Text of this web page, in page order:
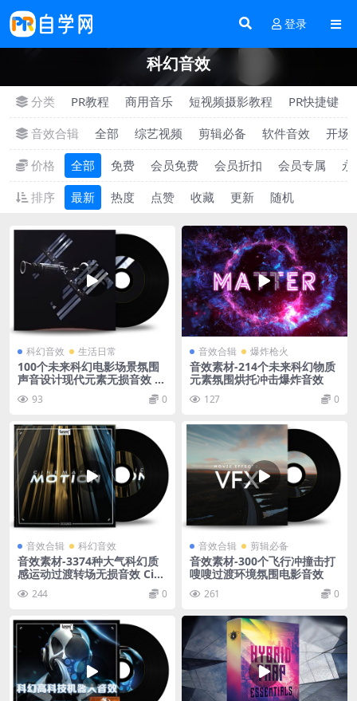
登录
科幻音效
分类 PR教程 商用音乐 短视频摄影教程 PR快捷键
音效合辑
全部 综艺视频 剪辑必备 软件音效
开场
价格
全部 免费 会员免费 会员折扣 会员专属
排序
最新 热度 点赞 收藏 更新 随机
科幻音效 生活日常
100个未来科幻电影场景氛围
声音设计现代元素无损音效 In
93 0
音效合辑 爆炸枪火
音效素材-214个未来科幻物质
元素氛围烘托冲击爆炸音效
127 0
音效合辑 科幻音效
音效素材-3374种大气科幻质
感运动过渡转场无损音效 Cine
matic Motion
244 0
音效合辑 剪辑必备
音效素材-300个飞行冲撞击打
嗖嗖过渡环境氛围电影音效
261 0